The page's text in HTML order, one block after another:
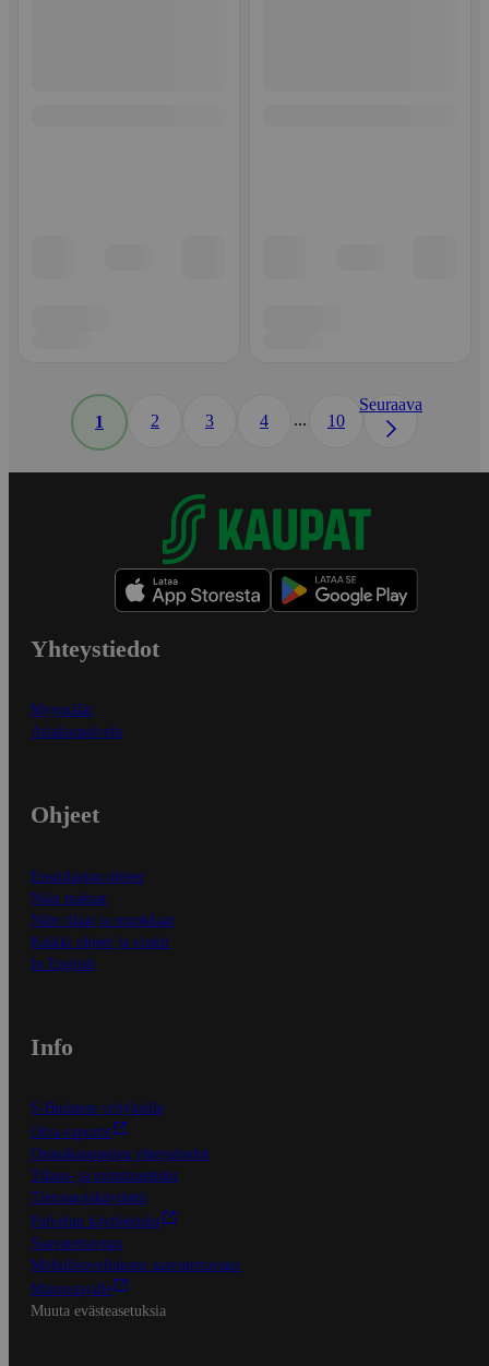
1 2 3 4 ... 10
Seuraava
Yhteystiedot
Myymälät
Asiakaspalvelu
Ohjeet
Ensitilaajan ohjeet
Näin maksat
Näin tilaat ja muokkaat
Kaikki ohjeet ja vinkit
In English
Info
S-Business yrityksille
Oiva-raportit
Osuuskauppojen yhteystiedot
Tilaus- ja toimitusehdot
Tietosuojakäytäntö
Palvelun käyttöehdot
Saavutettavuus
Mobiilisovelluksen saavutettavuus
Mainostajalle
Muuta evästeasetuksia